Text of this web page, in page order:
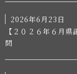
2026年6月23日
【２０２６年６月
問